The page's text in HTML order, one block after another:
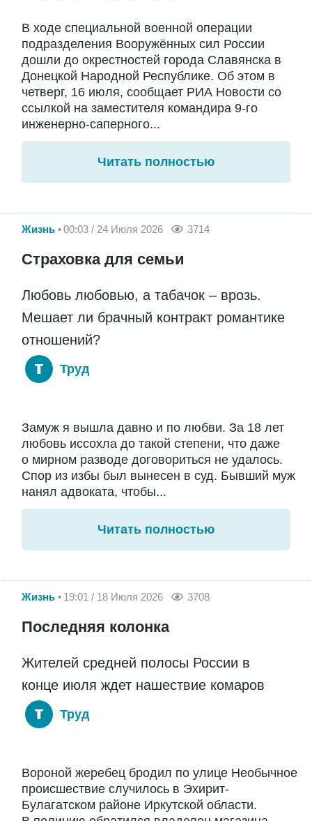
В ходе специальной военной операции
подразделения Вооружённых сил России
дошли до окрестностей города Славянска в
Донецкой Народной Республике. Об этом в
четверг, 16 июля, сообщает РИА Новости со
ссылкой на заместителя командира 9-го
инженерно-саперного...
Читать полностью
Жизнь 00:03 / 24 Июля 2026 3714
Страховка для семьи
Любовь любовью, а табачок – врозь.
Мешает ли брачный контракт романтике
отношений?
Труд
Замуж я вышла давно и по любви. За 18 лет
любовь иссохла до такой степени, что даже
о мирном разводе договориться не удалось.
Спор из избы был вынесен в суд. Бывший муж
нанял адвоката, чтобы...
Читать полностью
Жизнь 19:01 / 18 Июля 2026 3708
Последняя колонка
Жителей средней полосы России в
конце июля ждет нашествие комаров
Труд
Вороной жеребец бродил по улице Необычное
происшествие случилось в Эхирит-
Булагатском районе Иркутской области.